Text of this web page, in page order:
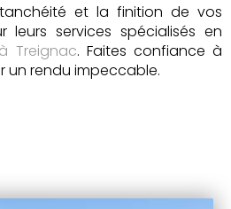
et la finition de vos
leurs services spécialisés en
Treignac. Faites confiance à
un rendu impeccable.